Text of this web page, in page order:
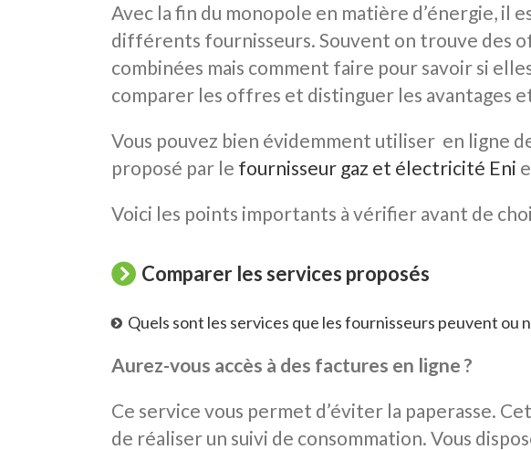
Avec la fin du monopole en matière d’énergie, il
différents fournisseurs. Souvent on trouve des
combinées mais comment faire pour savoir si
comparer les offres et distinguer les avantages
Vous pouvez bien évidemment utiliser en ligne
proposé par le fournisseur gaz et électricité Eni
Voici les points importants à vérifier avant de
Comparer les services proposés
Quels sont les services que les fournisseurs peuvent ou
Aurez-vous accès à des factures en ligne ?
Ce service vous permet d’éviter la paperasse.
de réaliser un suivi de consommation. Vous